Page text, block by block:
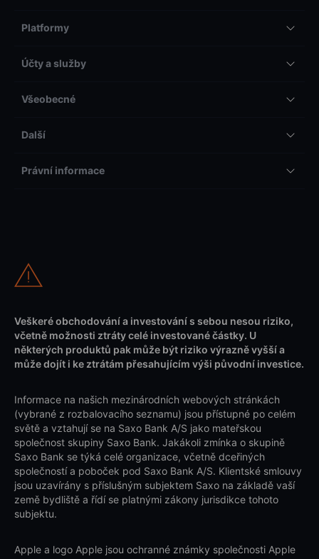
Platformy
Účty a služby
Všeobecné
Další
Právní informace
Veškeré obchodování a investování s sebou nesou riziko,
včetně možnosti ztráty celé investované částky. U
některých produktů pak může být riziko výrazně vyšší a
může dojít i ke ztrátám přesahujícím výši původní investice.
Informace na našich mezinárodních webových stránkách
(vybrané z rozbalovacího seznamu) jsou přístupné po celém
světě a vztahují se na Saxo Bank A/S jako mateřskou
společnost skupiny Saxo Bank. Jakákoli zmínka o skupině
Saxo Bank se týká celé organizace, včetně dceřiných
společností a poboček pod Saxo Bank A/S. Klientské smlouvy
jsou uzavírány s příslušným subjektem Saxo na základě vaší
země bydliště a řídí se platnými zákony jurisdikce tohoto
subjektu.
Apple a logo Apple jsou ochranné známky společnosti Apple